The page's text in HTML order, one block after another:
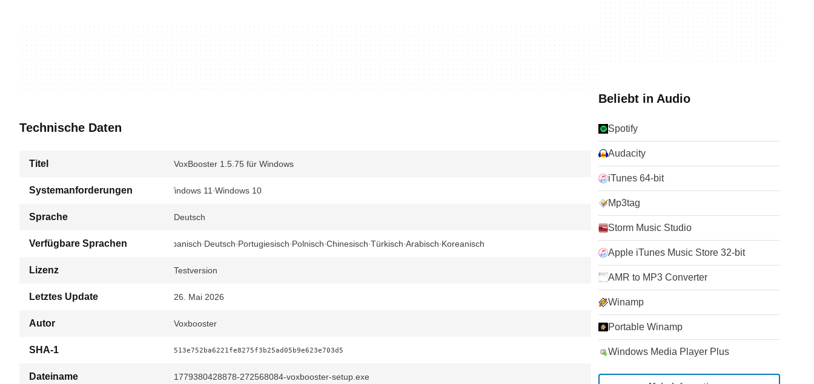
Technische Daten
Titel VoxBooster 1.5.75 für Windows
Systemanforderungen Windows 11 Windows 10
Sprache Deutsch
Verfügbare Sprachen Spanisch Deutsch Portugiesisch Polnisch Chinesisch Türkisch Arabisch Koreanisch
Lizenz Testversion
Letztes Update 26. Mai 2026
Autor Voxbooster
SHA-1 513e752ba6221fe8275f3b25ad05b9e623e703d5
Dateiname 1779380428878-272568084-voxbooster-setup.exe
Beliebt in Audio
Spotify
Audacity
iTunes 64-bit
Mp3tag
Storm Music Studio
Apple iTunes Music Store 32-bit
AMR to MP3 Converter
Winamp
Portable Winamp
Windows Media Player Plus